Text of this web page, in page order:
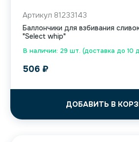
В наличии: 29 шт. (доставка до 10
Артикул 81233143
Баллончики для взбивания
"Select whip"
506 ₽
ДОБАВИТЬ В